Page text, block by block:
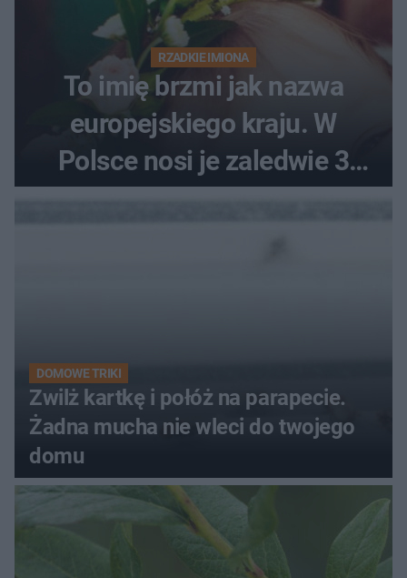
RZADKIE IMIONA
To imię brzmi jak nazwa
europejskiego kraju. W
Polsce nosi je zaledwie 3
DOMOWE TRIKI
Zwilż kartkę i połóż na parapecie.
Żadna mucha nie wleci do twojego
domu